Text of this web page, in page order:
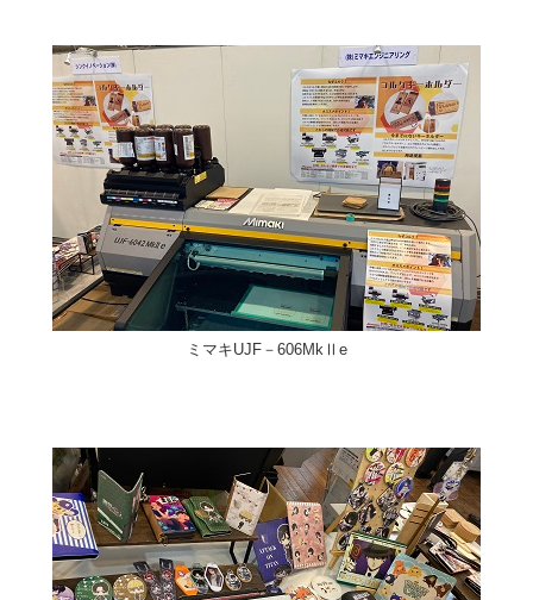
ミマキUJF－606MkⅡe